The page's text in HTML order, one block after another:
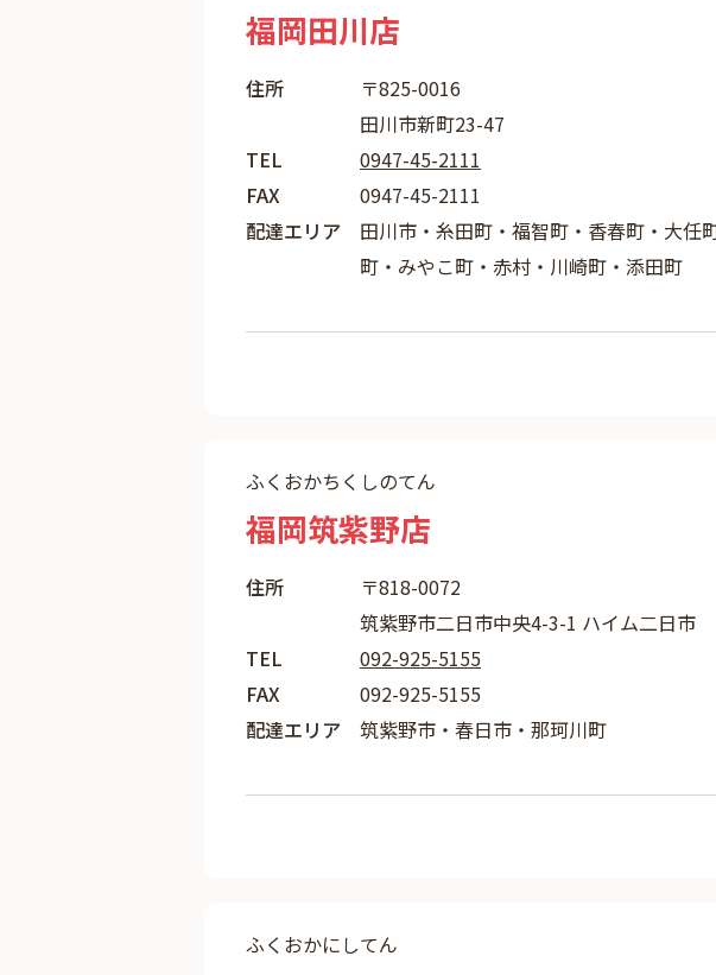
福岡田川店
住所
〒825-0016
田川市新町23-47
TEL
0947-45-2111
FAX
0947-45-2111
配達エリア
田川市・糸田町・福智町・香春町・大任
町・みやこ町・赤村・川崎町・添田町
ふくおかちくしのてん
福岡筑紫野店
住所
〒818-0072
筑紫野市二日市中央4-3-1 ハイム二日市
TEL
092-925-5155
FAX
092-925-5155
配達エリア
筑紫野市・春日市・那珂川町
ふくおかにしてん